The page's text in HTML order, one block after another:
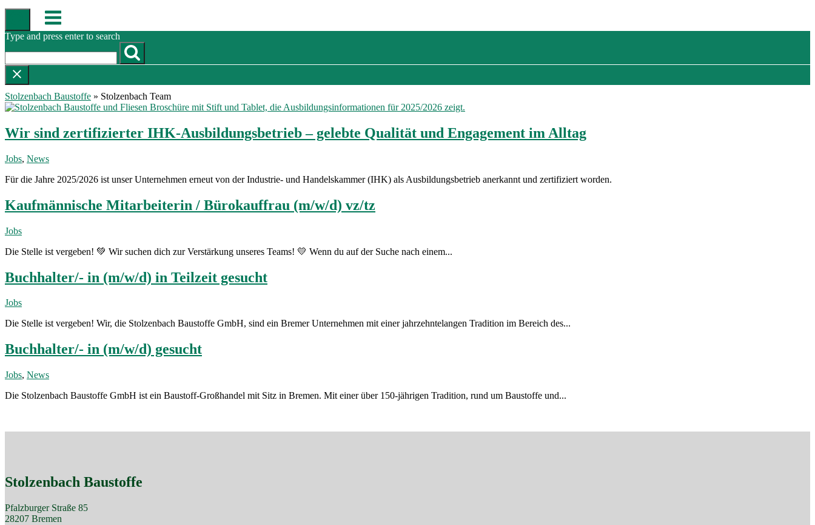
Skip
content
Menu
Type and press enter to search
Stolzenbach Baustoffe » Stolzenbach Team
Wir sind zertifizierter IHK-Ausbildungsbetrieb – gelebte Qualität und Engagement im Alltag
Jobs, News
Für die Jahre 2025/2026 ist unser Unternehmen erneut von der Industrie- und Handelskammer (IHK) als Ausbildungsbetrieb anerkannt und zertifiziert worden.
Kaufmännische Mitarbeiterin / Bürokauffrau (m/w/d) vz/tz
Jobs
Die Stelle ist vergeben! 💚 Wir suchen dich zur Verstärkung unseres Teams! 💛 Wenn du auf der Suche nach einem...
Buchhalter/- in (m/w/d) in Teilzeit gesucht
Jobs
Die Stelle ist vergeben! Wir, die Stolzenbach Baustoffe GmbH, sind ein Bremer Unternehmen mit einer jahrzehntelangen Tradition im Bereich des...
Buchhalter/- in (m/w/d) gesucht
Jobs, News
Die Stolzenbach Baustoffe GmbH ist ein Baustoff-Großhandel mit Sitz in Bremen. Mit einer über 150-jährigen Tradition, rund um Baustoffe und...
Stolzenbach Baustoffe
Pfalzburger Straße 85
28207 Bremen